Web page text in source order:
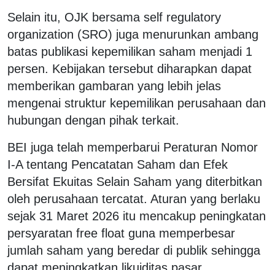
Selain itu, OJK bersama self regulatory
organization (SRO) juga menurunkan ambang
batas publikasi kepemilikan saham menjadi 1
persen. Kebijakan tersebut diharapkan dapat
memberikan gambaran yang lebih jelas
mengenai struktur kepemilikan perusahaan dan
hubungan dengan pihak terkait.
BEI juga telah memperbarui Peraturan Nomor
I-A tentang Pencatatan Saham dan Efek
Bersifat Ekuitas Selain Saham yang diterbitkan
oleh perusahaan tercatat. Aturan yang berlaku
sejak 31 Maret 2026 itu mencakup peningkatan
persyaratan free float guna memperbesar
jumlah saham yang beredar di publik sehingga